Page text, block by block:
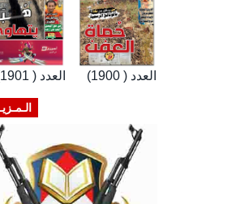
العدد ( 1901) العدد ( 1900)